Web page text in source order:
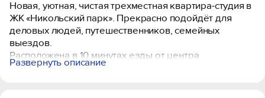
Новая, уютная, чистая трехместная квартира-студия в
ЖК «Никольский парк». Прекрасно подойдёт для
деловых людей, путешественников, семейных
выездов.
Расположена в 10 минутах езды от центра
Новосибирска, в 20 минутах ходьбы от метро
Развернуть описание